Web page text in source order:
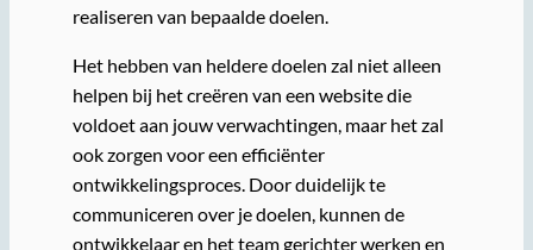
realiseren van bepaalde doelen.
Het hebben van heldere doelen zal niet alleen
helpen bij het creëren van een website die
voldoet aan jouw verwachtingen, maar het zal
ook zorgen voor een efficiënter
ontwikkelingsproces. Door duidelijk te
communiceren over je doelen, kunnen de
ontwikkelaar en het team gerichter werken en